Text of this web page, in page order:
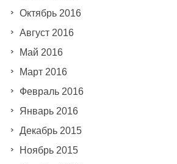
Октябрь 2016
Август 2016
Май 2016
Март 2016
Февраль 2016
Январь 2016
Декабрь 2015
Ноябрь 2015